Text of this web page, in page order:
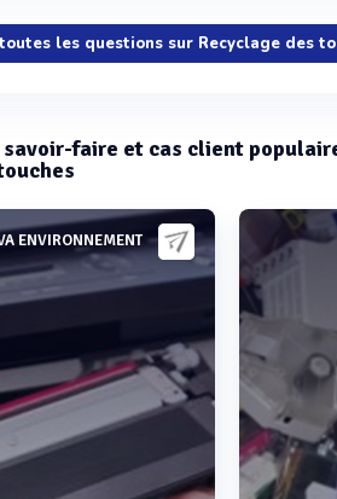
les questions sur Recyclage des
faire et cas client
ENVIRONNEMENT